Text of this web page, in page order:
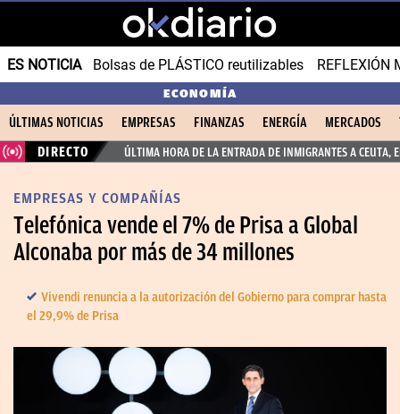
ES NOTICIA Bolsas de PLÁSTICO reutilizables REFLEXIÓN
ECONOMÍA
ÚLTIMAS NOTICIAS EMPRESAS FINANZAS ENERGÍA MERCADOS
DIRECTO
ÚLTIMA HORA DE LA ENTRADA DE INMIGRANTES A CEUTA,
EMPRESAS Y COMPAÑÍAS
Telefónica vende el 7% de Prisa a Global
Alconaba por más de 34 millones
Vivendi renuncia a la autorización del Gobierno para comprar hasta
el 29,9% de Prisa